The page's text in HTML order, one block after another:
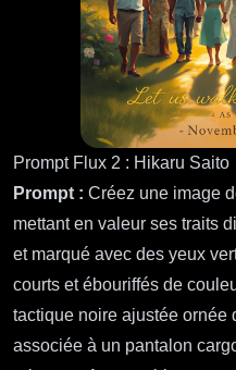
Prompt Flux 2 : Hikaru Saito
Prompt : Créez une image
mettant en valeur ses traits
et marqué avec des yeux
courts et ébouriffés de
tactique noire ajustée ornée
associée à un pantalon